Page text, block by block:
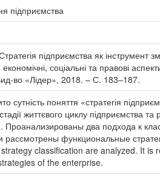
підприємства
підприємства як інструмент
соціальні та правові
во «Лідер», 2018. – С. 183–187.
сутність поняття «стратегія
життєвого циклу підприємства
Проанализированы два подхода к
рассмотрены функциональные
classification are analyzed. It
of the enterprise.